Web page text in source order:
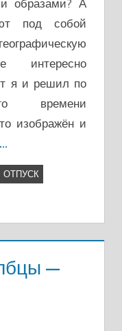
образами? А
под собой
интересно
я и решил по
времени
изображён и
ОТПУСК
—